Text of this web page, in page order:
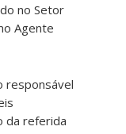
no Setor
Agente
responsável
da referida